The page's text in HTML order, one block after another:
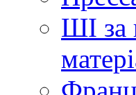
ШІ за